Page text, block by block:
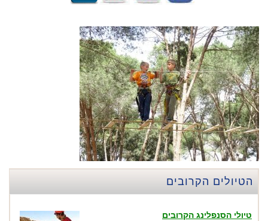
הטיולים הקרובים
טיולי הסנפלינג הקרובים